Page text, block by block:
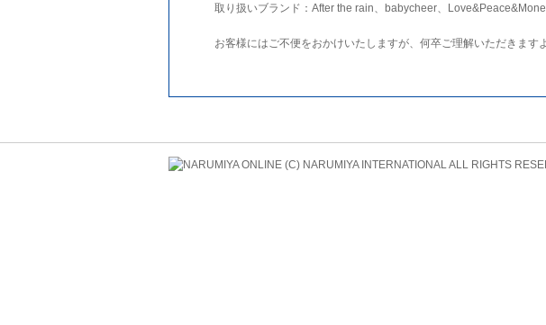
取り扱いブランド：After the rain、babycheer、
お客様にはご不便をおかけいたしますが、何卒ご理解いただきます